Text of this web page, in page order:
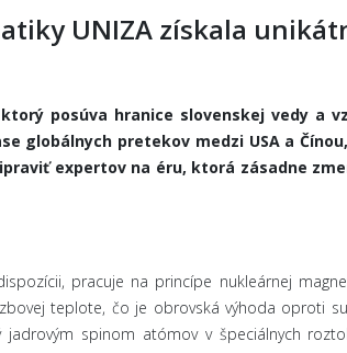
UNIZA získala
posúva hranice slovenskej vedy a
globálnych pretekov medzi USA a
expertov na éru, ktorá zásadne
pracuje na princípe nukleárnej
teplote, čo je obrovská výhoda oproti
spinom atómov v špeciálnych